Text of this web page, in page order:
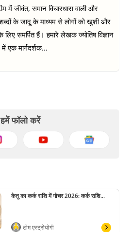
में जीवंत, समान विचारधारा वाली और
के जादू के माध्यम से लोगों को खुशी और
समर्पित हैं। हमारे लेखक ज्योतिष विज्ञान
एक मार्गदर्शक...
हमें फॉलो करें
केतु का कर्क राशि में गोचर 2026: कर्क राशि...
टीम एस्ट्रोयोगी